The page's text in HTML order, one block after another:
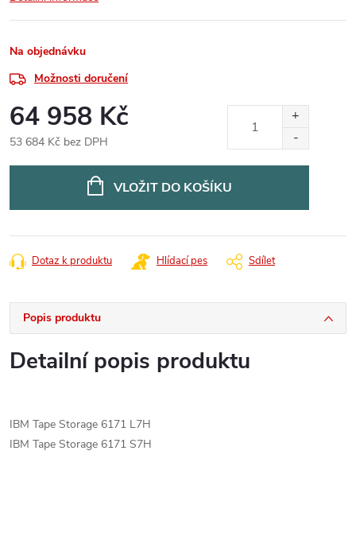
Na objednávku
Možnosti doručení
64 958 Kč
53 684 Kč bez DPH
VLOŽIT DO KOŠÍKU
Dotaz k produktu Hlídací pes Sdílet
Popis produktu
Detailní popis produktu
IBM Tape Storage 6171 L7H
IBM Tape Storage 6171 S7H